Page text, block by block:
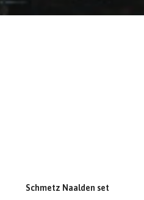
Schmetz Naalden set